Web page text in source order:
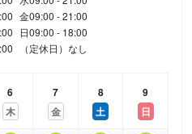
金09:00 - 21:00
日09:00 - 18:00
（定休日）なし
6
木
7
金
8
土
9
日